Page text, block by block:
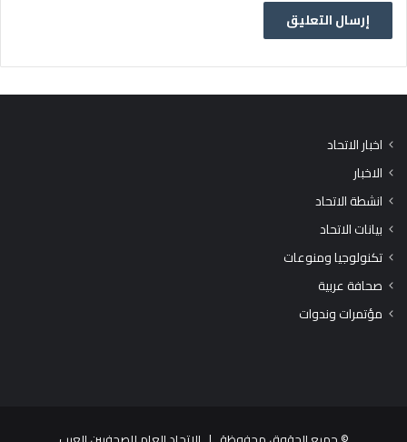
اخبار الاتحاد
الاخبار
انشطة الاتحاد
بيانات الاتحاد
تكنولوجيا ومنوعات
صحافة عربية
مؤتمرات وندوات